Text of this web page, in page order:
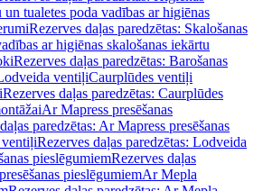
un tualetes poda vadības ar higiēnas
Rezerves daļas paredzētas: Skalošanas
ar higiēnas skalošanas iekārtu
Rezerves daļas paredzētas: Barošanas
ventiļiCaurplūdes ventiļi
Rezerves daļas paredzētas: Caurplūdes
Ar Mapress presēšanas
paredzētas: Ar Mapress presēšanas
Rezerves daļas paredzētas: Lodveida
pieslēgumiemRezerves daļas
pieslēgumiemAr Mepla